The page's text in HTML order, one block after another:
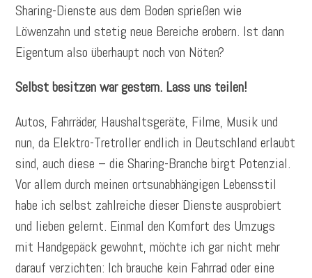
Sharing-Dienste aus dem Boden sprießen wie
Löwenzahn und stetig neue Bereiche erobern. Ist dann
Eigentum also überhaupt noch von Nöten?
Selbst besitzen war gestern. Lass uns teilen!
Autos, Fahrräder, Haushaltsgeräte, Filme, Musik und
nun, da Elektro-Tretroller endlich in Deutschland erlaubt
sind, auch diese – die Sharing-Branche birgt Potenzial.
Vor allem durch meinen ortsunabhängigen Lebensstil
habe ich selbst zahlreiche dieser Dienste ausprobiert
und lieben gelernt. Einmal den Komfort des Umzugs
mit Handgepäck gewohnt, möchte ich gar nicht mehr
darauf verzichten: Ich brauche kein Fahrrad oder eine